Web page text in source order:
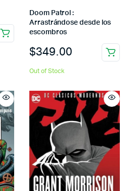
Doom Patrol :
Arrastrándose desde los
escombros
$349.00
Out of Stock